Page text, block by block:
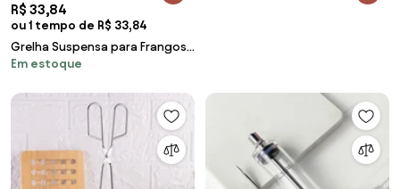
R$ 33,84
ou 1 tempo de R$ 33,84
Grelha Suspensa para Frangos
e Vegetais
Em estoque